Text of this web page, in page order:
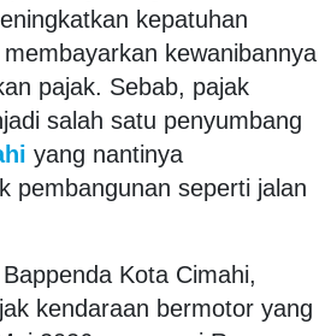
kepatuhan
kewanibannya
pajak. Sebab, pajak
salah satu penyumbang
yang nantinya
pembangunan seperti jalan
Kota Cimahi,
kendaraan bermotor yang